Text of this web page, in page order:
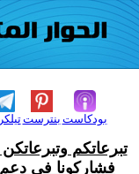
بنترست بودكاست
تبرعاتكم
فشاركونا في دعم